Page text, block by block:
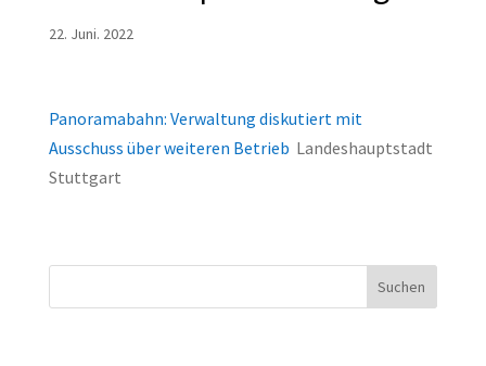
22. Juni. 2022
Panoramabahn: Verwaltung diskutiert mit
Ausschuss über weiteren Betrieb Landeshauptstadt
Stuttgart
Suchen